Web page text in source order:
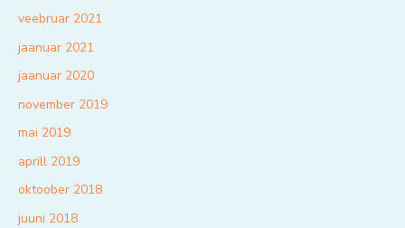
veebruar 2021
jaanuar 2021
jaanuar 2020
november 2019
mai 2019
aprill 2019
oktoober 2018
juuni 2018